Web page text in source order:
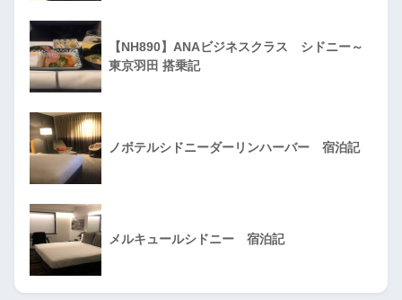
【NH890】ANAビジネスクラス シドニー～
東京羽田 搭乗記
ノボテルシドニーダーリンハーバー 宿泊記
メルキュールシドニー 宿泊記